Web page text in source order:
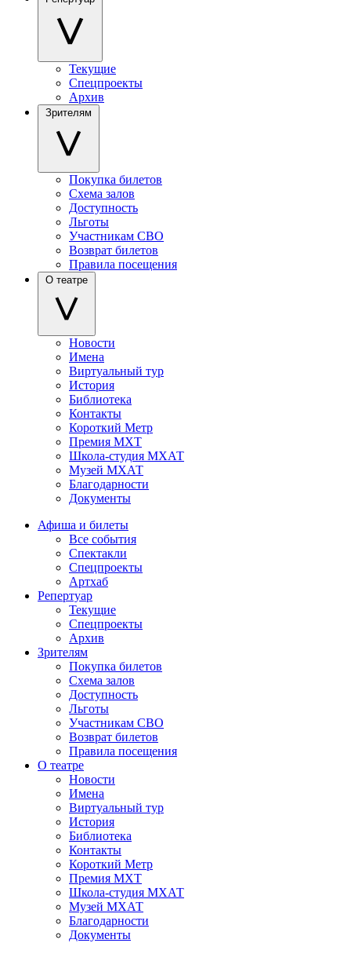
Текущие
Спецпроекты
Архив
Зрителям
Покупка билетов
Схема залов
Доступность
Льготы
Участникам СВО
Возврат билетов
Правила посещения
О театре
Новости
Имена
Виртуальный тур
История
Библиотека
Контакты
Короткий Метр
Премия МХТ
Школа-студия МХАТ
Музей МХАТ
Благодарности
Документы
Афиша и билеты
Все события
Спектакли
Спецпроекты
Артхаб
Репертуар
Текущие
Спецпроекты
Архив
Зрителям
Покупка билетов
Схема залов
Доступность
Льготы
Участникам СВО
Возврат билетов
Правила посещения
О театре
Новости
Имена
Виртуальный тур
История
Библиотека
Контакты
Короткий Метр
Премия МХТ
Школа-студия МХАТ
Музей МХАТ
Благодарности
Документы